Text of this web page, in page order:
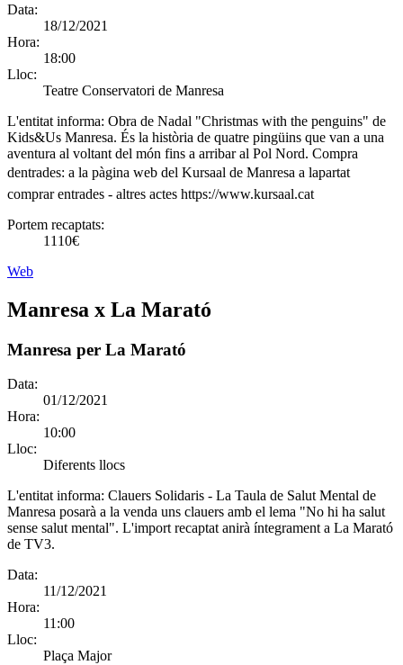
Data:
18/12/2021
Hora:
18:00
Lloc:
Teatre Conservatori de Manresa
L'entitat informa: Obra de Nadal "Christmas with the penguins" de
Kids&Us Manresa. És la història de quatre pingüins que van a una
aventura al voltant del món fins a arribar al Pol Nord. Compra
dentrades: a la pàgina web del Kursaal de Manresa a lapartat
comprar entrades - altres actes https://www.kursaal.cat
Portem recaptats:
1110€
Web
Manresa x La Marató
Manresa per La Marató
Data:
01/12/2021
Hora:
10:00
Lloc:
Diferents llocs
L'entitat informa: Clauers Solidaris - La Taula de Salut Mental de
Manresa posarà a la venda uns clauers amb el lema "No hi ha salut
sense salut mental". L'import recaptat anirà íntegrament a La Marató
de TV3.
Data:
11/12/2021
Hora:
11:00
Lloc:
Plaça Major